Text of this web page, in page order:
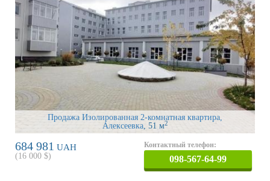
Продажа Изолированная 2-комнатная квартира,
Алексеевка, 51 м2
684 981 UAH
(16 000 $)
Контактный телефон:
098-567-64-99